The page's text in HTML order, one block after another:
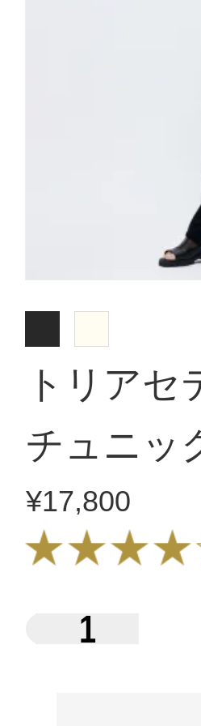
トリアセ
チュニッ
¥17,800
1